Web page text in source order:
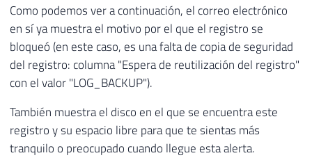
Como podemos ver a continuación, el correo electrónico
en sí ya muestra el motivo por el que el registro se
bloqueó (en este caso, es una falta de copia de seguridad
del registro: columna "Espera de reutilización del registro"
con el valor "LOG_BACKUP").
También muestra el disco en el que se encuentra este
registro y su espacio libre para que te sientas más
tranquilo o preocupado cuando llegue esta alerta.